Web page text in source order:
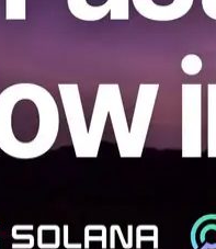
du produit
élevée VPS conçu pour
5,7 GHz la plus
de calcul et le débit